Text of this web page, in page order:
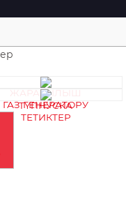
ЖАРАТЫЛЫШ
ГАЗ ГЕНЕРАТОРУ
ТҮПНУСКА
ТЕТИКТЕР